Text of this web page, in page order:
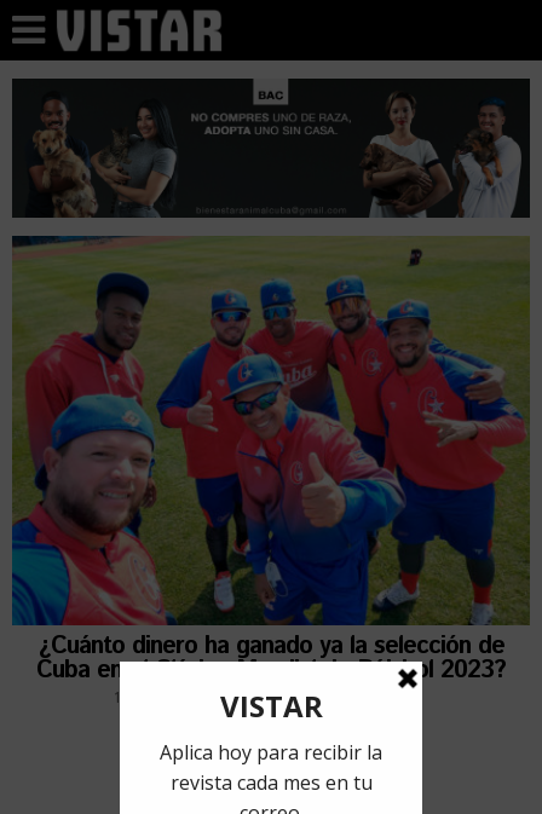
¿Cuánto dinero ha ganado ya la selección de
Cuba en el Clásico Mundial de Béisbol 2023?
16 marzo, 2023 porRedacción VISTAR